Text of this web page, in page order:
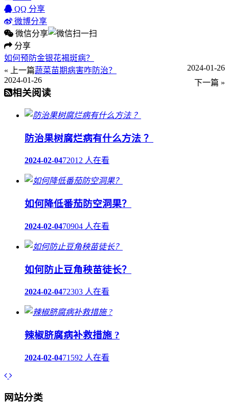
QQ 分享
微博分享
微信分享
分享
如何预防金银花褐斑病？
« 上一篇
2024-01-26
蔬菜苗期病害咋防治？
下一篇 »
2024-01-26
相关阅读
防治果树腐烂病有什么方法 ？
2024-02-0472012 人在看
如何降低番茄防空洞果？
2024-02-0470904 人在看
如何防止豆角秧苗徒长？
2024-02-0472303 人在看
辣椒脐腐病补救措施 ?
2024-02-0471592 人在看
网站分类